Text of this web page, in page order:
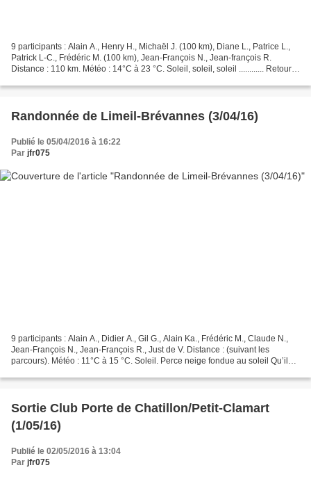
9 participants : Alain A., Henry H., Michaël J. (100 km), Diane L., Patrice L.,
Patrick L-C., Frédéric M. (100 km), Jean-François N., Jean-françois R.
Distance : 110 km. Météo : 14°C à 23 °C. Soleil, soleil, soleil ............ Retour
Randonnée de Limeil-Brévannes (3/04/16)
Publié le 05/04/2016 à 16:22
Par jfr075
9 participants : Alain A., Didier A., Gil G., Alain Ka., Frédéric M., Claude N.,
Jean-François N., Jean-François R., Just de V. Distance : (suivant les
parcours). Météo : 11°C à 15 °C. Soleil. Perce neige fondue au soleil Qu’il
Sortie Club Porte de Chatillon/Petit-Clamart
(1/05/16)
Publié le 02/05/2016 à 13:04
Par jfr075